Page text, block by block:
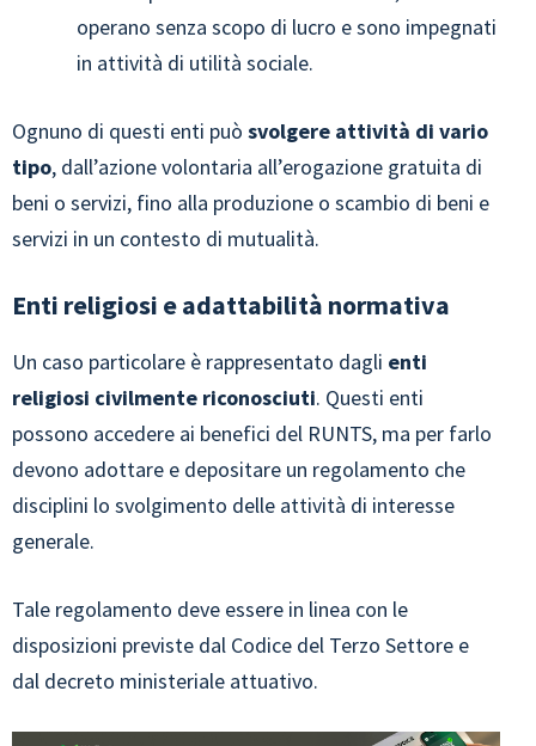
operano senza scopo di lucro e sono impegnati
in attività di utilità sociale.
Ognuno di questi enti può svolgere attività di vario
tipo, dall’azione volontaria all’erogazione gratuita di
beni o servizi, fino alla produzione o scambio di beni e
servizi in un contesto di mutualità.
Enti religiosi e adattabilità normativa
Un caso particolare è rappresentato dagli enti
religiosi civilmente riconosciuti. Questi enti
possono accedere ai benefici del RUNTS, ma per farlo
devono adottare e depositare un regolamento che
disciplini lo svolgimento delle attività di interesse
generale.
Tale regolamento deve essere in linea con le
disposizioni previste dal Codice del Terzo Settore e
dal decreto ministeriale attuativo.